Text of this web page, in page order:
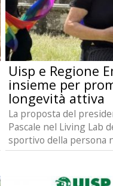
Uisp e Regione
insieme per
longevità attiva
La proposta del
Pascale nel Living Lab
sportivo della persona